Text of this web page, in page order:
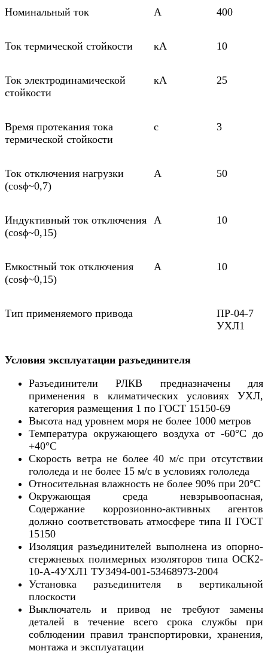
Номинальный ток А 400
Ток термической стойкости кА 10
Ток электродинамической
стойкости
кА 25
Время протекания тока
термической стойкости
с 3
Ток отключения нагрузки
(соsϕ~0,7)
А 50
Индуктивный ток отключения
(соsϕ~0,15)
А 10
Емкостный ток отключения
(соsϕ~0,15)
А 10
Тип применяемого привода
ПР-04-7
УХЛ1
Условия эксплуатации разъединителя
Разъединители РЛКВ предназначены для
применения в климатических условиях УХЛ,
категория размещения 1 по ГОСТ 15150-69
Высота над уровнем моря не более 1000 метров
Температура окружающего воздуха от -60°С до
+40°С
Скорость ветра не более 40 м/с при отсутствии
гололеда и не более 15 м/с в условиях гололеда
Относительная влажность не более 90% при 20°С
Окружающая среда невзрывоопасная,
Содержание коррозионно-активных агентов
должно соответствовать атмосфере типа II ГОСТ
15150
Изоляция разъединителей выполнена из опорно-
стержневых полимерных изоляторов типа ОСК2-
10-А-4УХЛ1 ТУ3494-001-53468973-2004
Установка разъединителя в вертикальной
плоскости
Выключатель и привод не требуют замены
деталей в течение всего срока службы при
соблюдении правил транспортировки, хранения,
монтажа и эксплуатации